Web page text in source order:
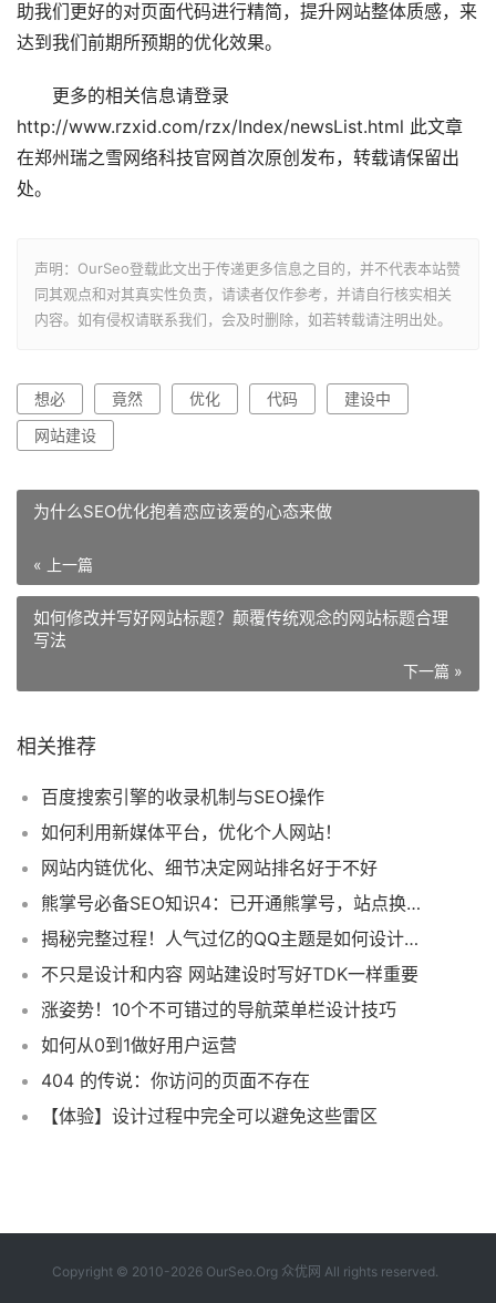
助我们更好的对页面代码进行精简，提升网站整体质感，来
达到我们前期所预期的优化效果。
更多的相关信息请登录
http://www.rzxid.com/rzx/Index/newsList.html 此文章
在郑州瑞之雪网络科技官网首次原创发布，转载请保留出
处。
声明：OurSeo登载此文出于传递更多信息之目的，并不代表本站赞
同其观点和对其真实性负责，请读者仅作参考，并请自行核实相关
内容。如有侵权请联系我们，会及时删除，如若转载请注明出处。
想必 竟然 优化 代码
建设中
网站建设
为什么SEO优化抱着恋应该爱的心态来做
« 上一篇
如何修改并写好网站标题？颠覆传统观念的网站标题合理
写法
下一篇 »
相关推荐
百度搜索引擎的收录机制与SEO操作
如何利用新媒体平台，优化个人网站！
网站内链优化、细节决定网站排名好于不好
熊掌号必备SEO知识4：已开通熊掌号，站点换域名了怎么办？
揭秘完整过程！人气过亿的QQ主题是如何设计出来的
不只是设计和内容 网站建设时写好TDK一样重要
涨姿势！10个不可错过的导航菜单栏设计技巧
如何从0到1做好用户运营
404 的传说：你访问的页面不存在
【体验】设计过程中完全可以避免这些雷区
Copyright © 2010-2026 OurSeo.Org 众优网 All rights reserved.